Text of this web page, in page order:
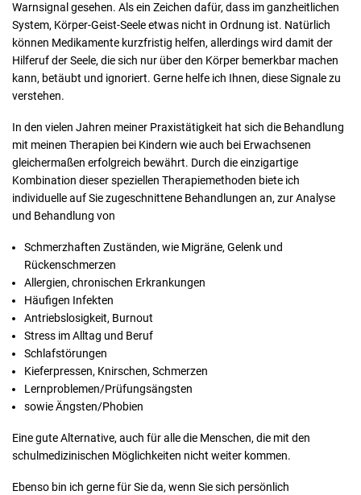
Warnsignal gesehen. Als ein Zeichen dafür, dass im ganzheitlichen
System, Körper-Geist-Seele etwas nicht in Ordnung ist. Natürlich
können Medikamente kurzfristig helfen, allerdings wird damit der
Hilferuf der Seele, die sich nur über den Körper bemerkbar machen
kann, betäubt und ignoriert. Gerne helfe ich Ihnen, diese Signale zu
verstehen.
In den vielen Jahren meiner Praxistätigkeit hat sich die Behandlung
mit meinen Therapien bei Kindern wie auch bei Erwachsenen
gleichermaßen erfolgreich bewährt. Durch die einzigartige
Kombination dieser speziellen Therapiemethoden biete ich
individuelle auf Sie zugeschnittene Behandlungen an, zur Analyse
und Behandlung von
Schmerzhaften Zuständen, wie Migräne, Gelenk und
Rückenschmerzen
Allergien, chronischen Erkrankungen
Häufigen Infekten
Antriebslosigkeit, Burnout
Stress im Alltag und Beruf
Schlafstörungen
Kieferpressen, Knirschen, Schmerzen
Lernproblemen/Prüfungsängsten
sowie Ängsten/Phobien
Eine gute Alternative, auch für alle die Menschen, die mit den
schulmedizinischen Möglichkeiten nicht weiter kommen.
Ebenso bin ich gerne für Sie da, wenn Sie sich persönlich